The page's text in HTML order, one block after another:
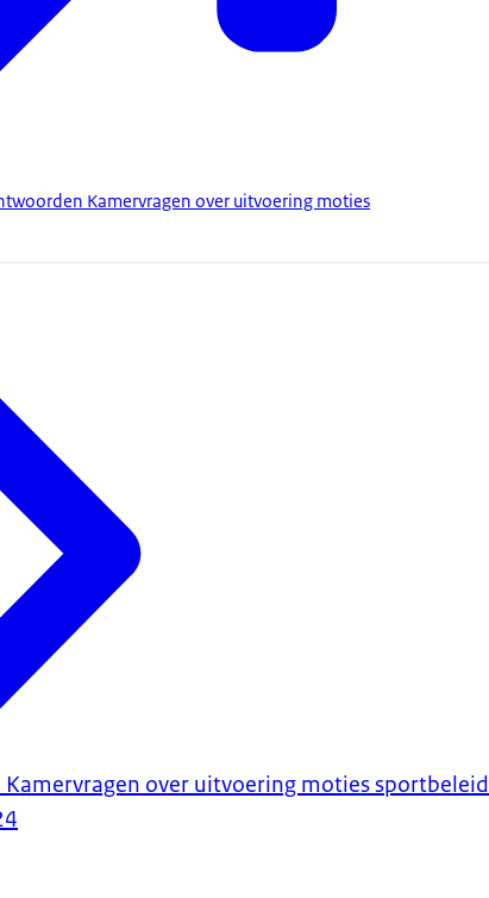
Kamervragen over uitvoering moties
over uitvoering moties sportbeleid